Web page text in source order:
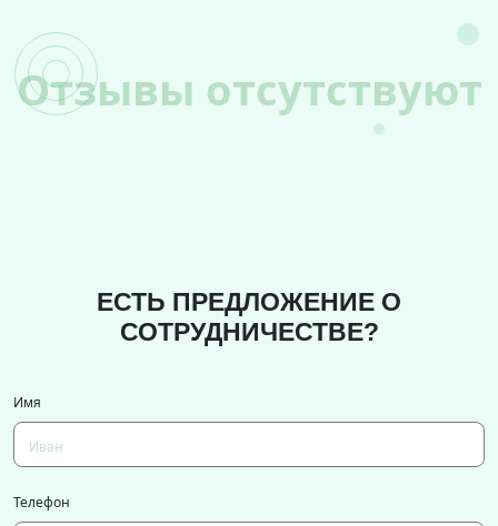
Отзывы отсутствуют
ЕСТЬ ПРЕДЛОЖЕНИЕ О
СОТРУДНИЧЕСТВЕ?
Имя
Телефон